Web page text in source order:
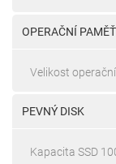
OPERAČNÍ PAMĚŤ
Velikost
PEVNÝ DISK
Kapacita SSD